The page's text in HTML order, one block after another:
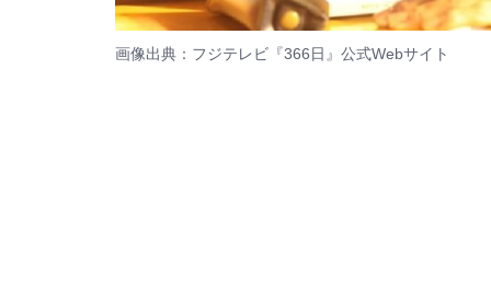
画像出典：フジテレビ『366日』 公式Webサイト